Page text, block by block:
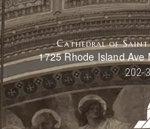
Cathedral of
1725 Rhode Island Ave
202-